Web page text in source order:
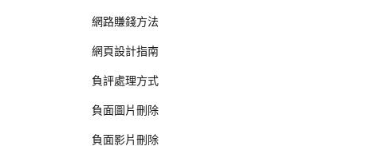
網路賺錢方法
網頁設計指南
負評處理方式
負面圖片刪除
負面影片刪除